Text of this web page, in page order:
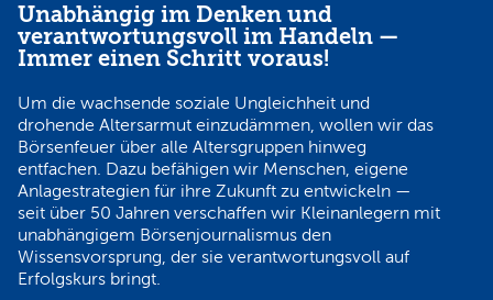
Unabhängig im Denken und
verantwortungsvoll im Handeln —
Immer einen Schritt voraus!
Um die wachsende soziale Ungleichheit und
drohende Altersarmut einzudämmen, wollen wir das
Börsenfeuer über alle Altersgruppen hinweg
entfachen. Dazu befähigen wir Menschen, eigene
Anlagestrategien für ihre Zukunft zu entwickeln —
seit über 50 Jahren verschaffen wir Kleinanlegern mit
unabhängigem Börsenjournalismus den
Wissensvorsprung, der sie verantwortungsvoll auf
Erfolgskurs bringt.